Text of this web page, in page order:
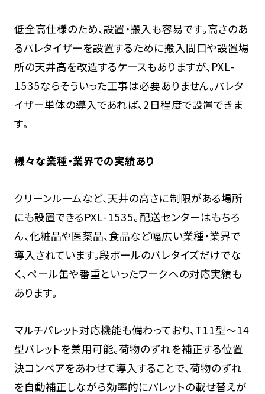
低全高仕様のため、設置・搬入も容易です。高さのあ
るパレタイザーを設置するために搬入間口や設置場
所の天井高を改造するケースもありますが、PXL-
1535ならそういった工事は必要ありません。パレタ
イザー単体の導入であれば、2日程度で設置できま
す。
様々な業種・業界での実績あり
クリーンルームなど、天井の高さに制限がある場所
にも設置できるPXL-1535。配送センターはもちろ
ん、化粧品や医薬品、食品など幅広い業種・業界で
導入されています。段ボールのパレタイズだけでな
く、ペール缶や番重といったワークへの対応実績も
あります。
マルチパレット対応機能も備わっており、T11型～14
型パレットを兼用可能。荷物のずれを補正する位置
決コンベアをあわせて導入することで、荷物のずれ
を自動補正しながら効率的にパレットの載せ替えが